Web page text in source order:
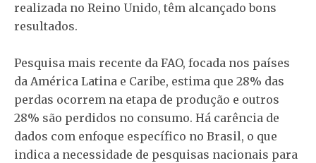
realizada no Reino Unido, têm alcançado bons
resultados.
Pesquisa mais recente da FAO, focada nos países
da América Latina e Caribe, estima que 28% das
perdas ocorrem na etapa de produção e outros
28% são perdidos no consumo. Há carência de
dados com enfoque específico no Brasil, o que
indica a necessidade de pesquisas nacionais para